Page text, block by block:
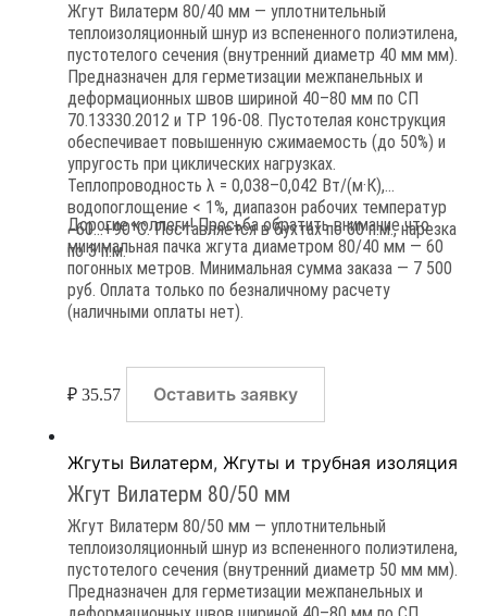
Жгут Вилатерм 80/40 мм — уплотнительный
теплоизоляционный шнур из вспененного полиэтилена,
пустотелого сечения (внутренний диаметр 40 мм мм).
Предназначен для герметизации межпанельных и
деформационных швов шириной 40–80 мм по СП
70.13330.2012 и ТР 196-08. Пустотелая конструкция
обеспечивает повышенную сжимаемость (до 50%) и
упругость при циклических нагрузках.
Теплопроводность λ = 0,038–0,042 Вт/(м·К),
водопоглощение < 1%, диапазон рабочих температур
−60…+90°C. Поставляется в бухтах по 60 п.м., нарезка
по 3 п.м.
Дорогие коллеги! Просьба обратить внимание что
минимальная пачка жгута диаметром 80/40 мм — 60
погонных метров. Минимальная сумма заказа — 7 500
руб. Оплата только по безналичному расчету
(наличными оплаты нет).
₽ 35.57 Оставить заявку
Жгуты Вилатерм,Жгуты и трубная изоляция
Жгут Вилатерм 80/50 мм
Жгут Вилатерм 80/50 мм — уплотнительный
теплоизоляционный шнур из вспененного полиэтилена,
пустотелого сечения (внутренний диаметр 50 мм мм).
Предназначен для герметизации межпанельных и